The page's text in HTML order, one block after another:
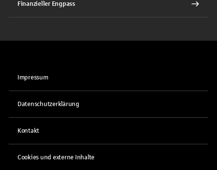
Finanzieller Engpass
Impressum
Datenschutzerklärung
Kontakt
Cookies und externe Inhalte